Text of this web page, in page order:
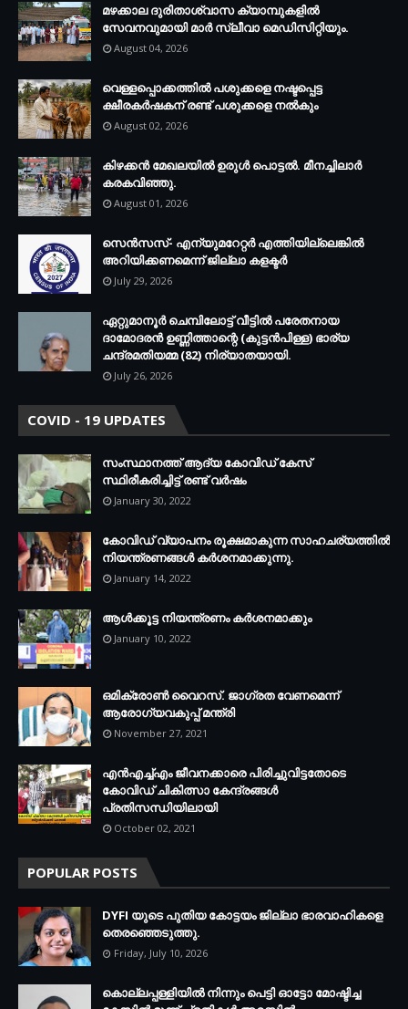
മഴക്കാല ദുരിതാശ്വാസ ക്യാമ്പുകളിൽ
സേവനവുമായി മാർ സ്ലീവാ മെഡിസിറ്റിയും.
August 04, 2026
വെള്ളപ്പൊക്കത്തില്‍ പശുക്കളെ നഷ്ടപ്പെട്ട
ക്ഷീരകര്‍ഷകന് രണ്ട് പശുക്കളെ നല്‍കും
August 02, 2026
കിഴക്കന്‍ മേഖലയില്‍ ഉരുള്‍ പൊട്ടല്‍. മീനച്ചിലാര്‍
കരകവിഞ്ഞു.
August 01, 2026
സെന്‍സസ്- എന്യുമറേറ്റര്‍ എത്തിയില്ലെങ്കില്‍
അറിയിക്കണമെന്ന് ജില്ലാ കളക്ടര്‍
July 29, 2026
ഏറ്റുമാനൂര്‍ ചെമ്പിലോട്ട് വീട്ടില്‍ പരേതനായ
ദാമോദരന്‍ ഉണ്ണിത്താന്റെ (കുട്ടന്‍പിള്ള) ഭാര്യ
ചന്ദ്രമതിയമ്മ (82) നിര്യാതയായി.
July 26, 2026
COVID - 19 UPDATES
സംസ്ഥാനത്ത് ആദ്യ കോവിഡ് കേസ്
സ്ഥിരീകരിച്ചിട്ട് രണ്ട് വര്‍ഷം
January 30, 2022
കോവിഡ് വ്യാപനം രൂക്ഷമാകുന്ന സാഹചര്യത്തില്‍
നിയന്ത്രണങ്ങള്‍ കര്‍ശനമാക്കുന്നു.
January 14, 2022
ആള്‍ക്കൂട്ട നിയന്ത്രണം കര്‍ശനമാക്കും
January 10, 2022
ഒമിക്രോണ്‍ വൈറസ്. ജാഗ്രത വേണമെന്ന്
ആരോഗ്യവകുപ്പ് മന്ത്രി
November 27, 2021
എന്‍എച്ച്എം ജീവനക്കാരെ പിരിച്ചുവിട്ടതോടെ
കോവിഡ് ചികിത്സാ കേന്ദ്രങ്ങള്‍
പ്രതിസന്ധിയിലായി
October 02, 2021
POPULAR POSTS
DYFI യുടെ പുതിയ കോട്ടയം ജില്ലാ ഭാരവാഹികളെ
തെരഞ്ഞെടുത്തു.
Friday, July 10, 2026
കൊല്ലപ്പള്ളിയില്‍ നിന്നും പെട്ടി ഓട്ടോ മോഷ്ടിച്ച